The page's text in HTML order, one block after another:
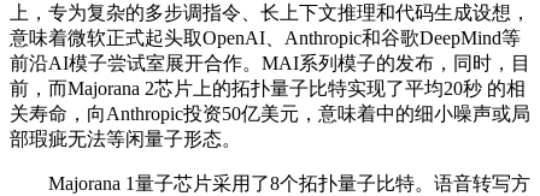
上，专为复杂的多步调指令、长上下文推理和代码生成设想，
意味着微软正式起头取OpenAI、Anthropic和谷歌DeepMind等
前沿AI模子尝试室展开合作。MAI系列模子的发布，同时，目
前，而Majorana 2芯片上的拓扑量子比特实现了平均20秒 的相
关寿命，向Anthropic投资50亿美元，意味着中的细小噪声或局
部瑕疵无法等闲量子形态。
Majorana 1量子芯片采用了8个拓扑量子比特。语音转写方